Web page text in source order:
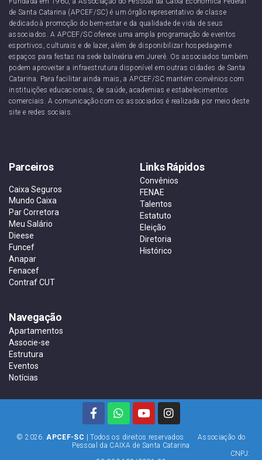
de Santa Catarina (APCEF/SC) é um órgão representativo de classe
dedicado à promoção do bem-estar e da qualidade de vida de seus
associados. A APCEF/SC oferece uma ampla programação de eventos
esportivos, culturais e de lazer, além de disponibilizar hospedagem e
espaços para festas na sede balneária em Jurerê. Os associados também
podem aproveitar a infraestrutura disponível em outras cidades de Santa
Catarina. Para facilitar ainda mais, a APCEF/SC mantém convênios com
instituições educacionais, de saúde, academias e estabelecimentos
comerciais. A comunicação com os associados é realizada por meio deste
site e redes sociais.
Parceiros
Caixa Seguros
Mundo Caixa
Par Corretora
Meu Salário
Dieese
Funcef
Anapar
Fenacef
Contraf CUT
Links Rápidos
Convênios
FENAE
Talentos
Estatuto
Eleição
Diretoria
Histórico
Navegação
Apartamentos
Associe-se
Estrutura
Eventos
Notícias
© 2026. APCEF-SC | Todos os direitos reservados Associação do
Pessoal da CAIXA de Santa Catarina
CNPJ: